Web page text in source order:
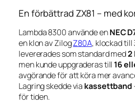
En förbättrad ZX81 – med
Lambda 8300 använde enNEC
en klon av ZilogZ80A, klockad till
levererades som standard med2
men kunde uppgraderas till 16
avgörande för att köra mer
Lagring skedde via kassettband
för tiden.